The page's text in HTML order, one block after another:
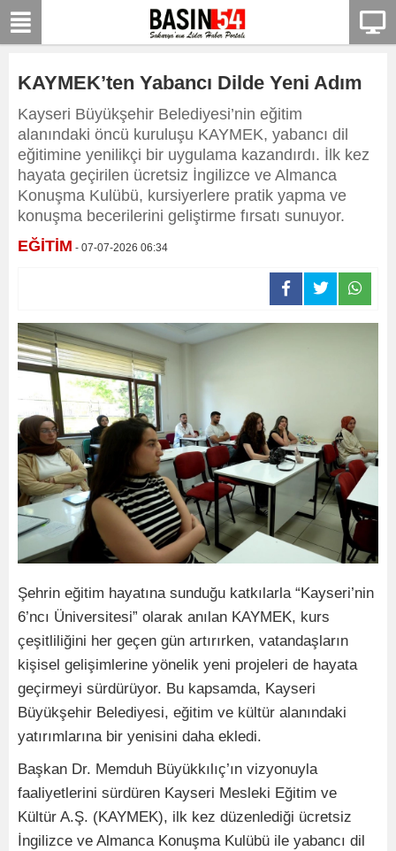
KAYMEK’ten Yabancı Dilde Yeni Adım
Kayseri Büyükşehir Belediyesi’nin eğitim
alanındaki öncü kuruluşu KAYMEK, yabancı dil
eğitimine yenilikçi bir uygulama kazandırdı. İlk kez
hayata geçirilen ücretsiz İngilizce ve Almanca
Konuşma Kulübü, kursiyerlere pratik yapma ve
konuşma becerilerini geliştirme fırsatı sunuyor.
EĞİTİM - 07-07-2026 06:34
Şehrin eğitim hayatına sunduğu katkılarla “Kayseri’nin
6’ncı Üniversitesi” olarak anılan KAYMEK, kurs
çeşitliliğini her geçen gün artırırken, vatandaşların
kişisel gelişimlerine yönelik yeni projeleri de hayata
geçirmeyi sürdürüyor. Bu kapsamda, Kayseri
Büyükşehir Belediyesi, eğitim ve kültür alanındaki
yatırımlarına bir yenisini daha ekledi.
Başkan Dr. Memduh Büyükkılıç’ın vizyonuyla
faaliyetlerini sürdüren Kayseri Mesleki Eğitim ve
Kültür A.Ş. (KAYMEK), ilk kez düzenlediği ücretsiz
İngilizce ve Almanca Konuşma Kulübü ile yabancı dil